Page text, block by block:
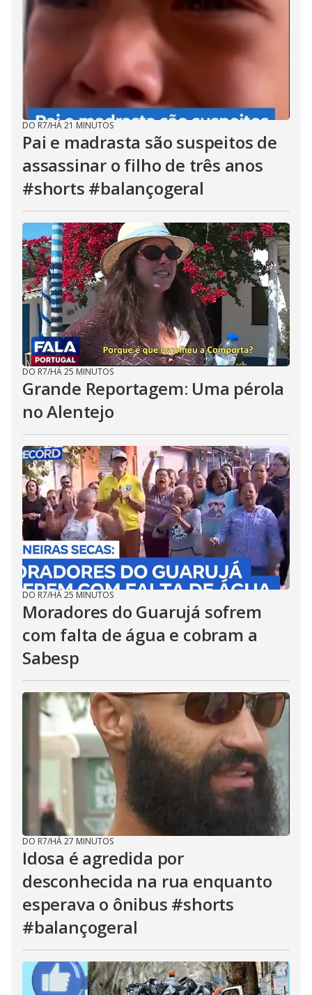
DO R7/HÁ 21 MINUTOS
Pai e madrasta são suspeitos de
assassinar o filho de três anos
#shorts #balançogeral
DO R7/HÁ 25 MINUTOS
Grande Reportagem: Uma pérola
no Alentejo
DO R7/HÁ 25 MINUTOS
Moradores do Guarujá sofrem
com falta de água e cobram a
Sabesp
DO R7/HÁ 27 MINUTOS
Idosa é agredida por
desconhecida na rua enquanto
esperava o ônibus #shorts
#balançogeral